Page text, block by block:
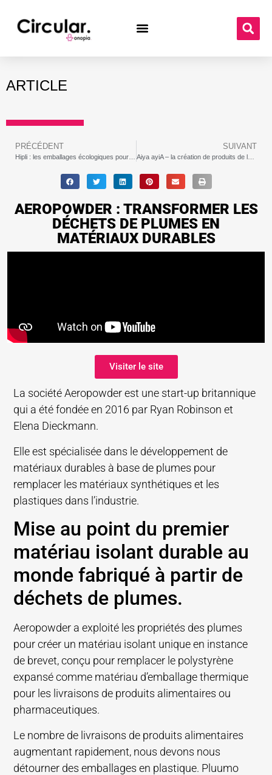
ARTICLE
PRÉCÉDENT SUIVANT
AEROPOWDER : TRANSFORMER LES
DÉCHETS DE PLUMES EN
MATÉRIAUX DURABLES
Visiter le site
La société Aeropowder est une start-up britannique
qui a été fondée en 2016 par Ryan Robinson et
Elena Dieckmann.
Elle est spécialisée dans le développement de
matériaux durables à base de plumes pour
remplacer les matériaux synthétiques et les
plastiques dans l’industrie.
Mise au point du premier
matériau isolant durable au
monde fabriqué à partir de
déchets de plumes.
Aeropowder a exploité les propriétés des plumes
pour créer un matériau isolant unique en instance
de brevet, conçu pour remplacer le polystyrène
expansé comme matériau d’emballage thermique
pour les livraisons de produits alimentaires ou
pharmaceutiques.
Le nombre de livraisons de produits alimentaires
augmentant rapidement, nous devons nous
détourner des emballages en plastique. Pluumo